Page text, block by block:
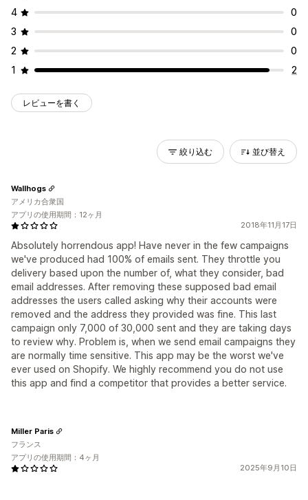
4
0
3
0
2
0
1
2
レビューを書く
絞り込む 並び替え
2018年11月17日
Absolutely horrendous app! Have never in the few campaigns
we've produced had 100% of emails sent. They throttle you
delivery based upon the number of, what they consider, bad
email addresses. After removing these supposed bad email
addresses the users called asking why their accounts were
removed and the address they provided was fine. This last
campaign only 7,000 of 30,000 sent and they are taking days
to review why. Problem is, when we send email campaigns they
are normally time sensitive. This app may be the worst we've
ever used on Shopify. We highly recommend you do not use
this app and find a competitor that provides a better service.
Wallhogs
アメリカ合衆国
アプリの使用期間：12ヶ月
2025年9月10日
Miller Paris
フランス
アプリの使用期間：4ヶ月